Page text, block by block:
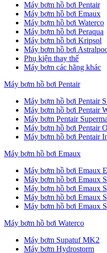
Máy bơm hồ bơi Pentair
Máy bơm hồ bơi Emaux
Máy bơm hồ bơi Waterco
Máy bơm hồ bơi Peraqua
Máy bơm hồ bơi Kripsol
Máy bơm hồ bơi
Phụ kiện thay thế
Máy bơm các hãng khác
Máy bơm hồ bơi Pentair
Máy bơm hồ bơi Pentair
Máy bơm hồ bơi Pentair
Máy bơm Pentair
Máy bơm hồ bơi Pentair
Máy bơm hồ bơi Pentair
Máy bơm hồ bơi Emaux
Máy bơm hồ bơi Emaux
Máy bơm hồ bơi Emaux
Máy bơm hồ bơi Emaux
Máy bơm hồ bơi Emaux
Máy bơm hồ bơi Emaux
Máy bơm hồ bơi Waterco
Máy bơm Supatuf MK2
Máy bơm Hydrostorm